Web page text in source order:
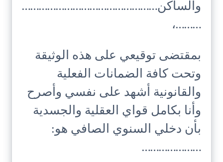
والساكن…………………………………………
………،
بمقتضى توقيعي على هذه الوثيقة
وتحت كافة الضمانات الفعلية
والقانونية أشهد على نفسي وأصرح
وأنا بكامل قواي العقلية والجسدية
بأن دخلي السنوي الصافي هو:
…………………